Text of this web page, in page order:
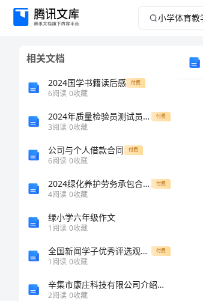
小
相关文档
2024国学书籍读后感 付费
6阅读 0收藏
2024年质量检验员测试员求职简历（优质篇） 付费
3阅读 0收藏
公司与个人借款合同 付费
6阅读 0收藏
2024绿化养护劳务承包合同范本 付费
4阅读 0收藏
绿小学六年级作文
1阅读 0收藏
全国新闻学子优秀评选观点摘编 付费
1阅读 0收藏
辛集市康庄科技有限公司介绍企业发展分析报告
2阅读 0收藏